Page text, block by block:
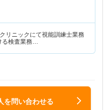
リニックにて視能訓練士業務
る検査業務…
を問い合わせる